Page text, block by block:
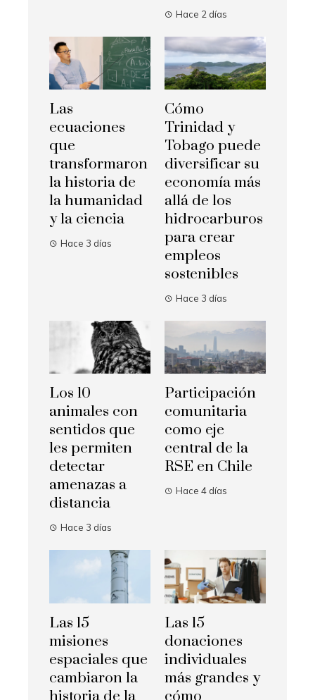
Hace 2 días
Las
ecuaciones
que
transformaron
la historia de
la humanidad
y la ciencia
Hace 3 días
Cómo
Trinidad y
Tobago puede
diversificar su
economía más
allá de los
hidrocarburos
para crear
empleos
sostenibles
Hace 3 días
Los 10
animales con
sentidos que
les permiten
detectar
amenazas a
distancia
Hace 3 días
Participación
comunitaria
como eje
central de la
RSE en Chile
Hace 4 días
Las 15
misiones
espaciales que
cambiaron la
historia de la
Las 15
donaciones
individuales
más grandes y
cómo